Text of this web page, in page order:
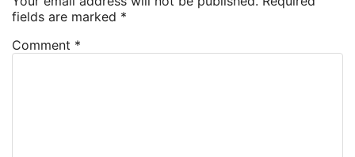
fields are marked *
Comment *